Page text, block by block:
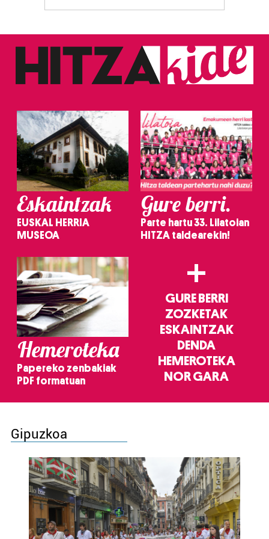
Eskaintzak
EUSKAL HERRIA
MUSEOA
Gure berri.
Parte hartu 33. Lilatoian
HITZA taldearekin!
Hemeroteka
Papereko zenbakiak
PDF formatuan
+
GURE BERRI
ZOZKETAK
ESKAINTZAK
DENDA
HEMEROTEKA
NOR GARA
Gipuzkoa